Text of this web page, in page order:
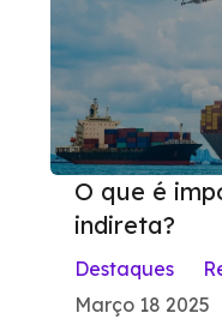
O que é
indireta?
Destaques
Março 18 2025